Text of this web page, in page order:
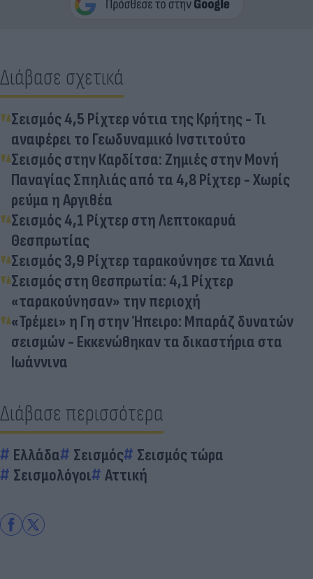
Διάβασε σχετικά
Σεισμός 4,5 Ρίχτερ νότια της Κρήτης - Τι
αναφέρει το Γεωδυναμικό Ινστιτούτο
Σεισμός στην Καρδίτσα: Ζημιές στην Μονή
Παναγίας Σπηλιάς από τα 4,8 Ρίχτερ - Χωρίς
ρεύμα η Αργιθέα
Σεισμός 4,1 Ρίχτερ στη Λεπτοκαρυά
Θεσπρωτίας
Σεισμός 3,9 Ρίχτερ ταρακούνησε τα Χανιά
Σεισμός στη Θεσπρωτία: 4,1 Ρίχτερ
«ταρακούνησαν» την περιοχή
«Τρέμει» η Γη στην Ήπειρο: Μπαράζ δυνατών
σεισμών - Εκκενώθηκαν τα δικαστήρια στα
Ιωάννινα
Διάβασε περισσότερα
Ελλάδα Σεισμός
Σεισμός τώρα
Σεισμολόγοι
Αττική